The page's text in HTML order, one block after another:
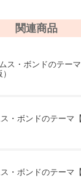
関連商品
ス・ボンドのテー
・ボンドのテーマ
・ボンドのテーマ